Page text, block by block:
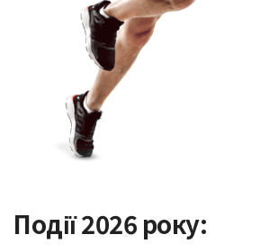
Події 2026 року: